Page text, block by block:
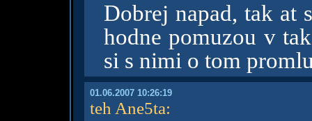
Dobrej napad, tak at
hodne pomuzou v
si s nimi o tom
01.06.2007 10:26:19
teh Ane5ta: